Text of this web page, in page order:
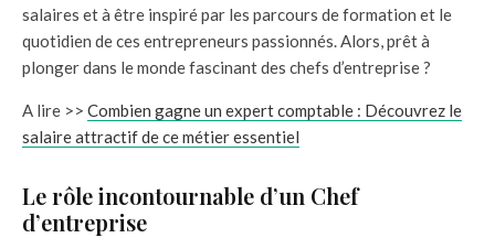
salaires et à être inspiré par les parcours de formation et le
quotidien de ces entrepreneurs passionnés. Alors, prêt à
plonger dans le monde fascinant des chefs d’entreprise ?
A lire >> Combien gagne un expert comptable : Découvrez le
salaire attractif de ce métier essentiel
Le rôle incontournable d’un Chef
d’entreprise